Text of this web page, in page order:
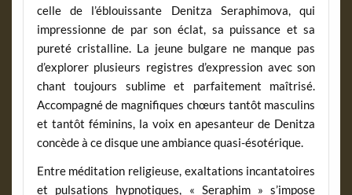
celle de l’éblouissante Denitza Seraphimova, qui
impressionne de par son éclat, sa puissance et sa
pureté cristalline. La jeune bulgare ne manque pas
d’explorer plusieurs registres d’expression avec son
chant toujours sublime et parfaitement maîtrisé.
Accompagné de magnifiques chœurs tantôt masculins
et tantôt féminins, la voix en apesanteur de Denitza
concède à ce disque une ambiance quasi-ésotérique.
Entre méditation religieuse, exaltations incantatoires
et pulsations hypnotiques, « Seraphim » s’impose